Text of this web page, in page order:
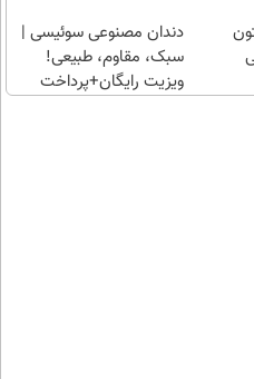
دندان مصنوعی سوئیسی |
سبک، مقاوم، طبیعی!
ویزیت رایگان+پرداخت